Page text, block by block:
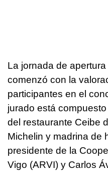
La jornada de
comenzó con la
participantes en el
jurado está
del restaurante Ceibe
Michelin y madrina de
presidente de la
Vigo (ARVI) y Carlos